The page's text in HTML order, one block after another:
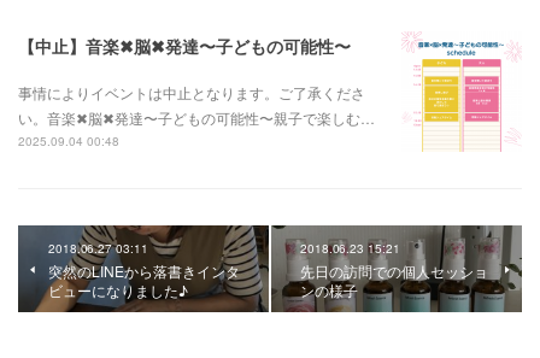
【中止】音楽✖︎脳✖︎発達〜子どもの可能性〜
事情によりイベントは中止となります。ご了承くださ
い。音楽✖︎脳✖︎発達〜子どもの可能性〜親子で楽しむ…
2025.09.04 00:48
2018.06.27 03:11
突然のLINEから落書きインタ
ビューになりました♪
2018.06.23 15:21
先日の訪問での個人セッショ
ンの様子